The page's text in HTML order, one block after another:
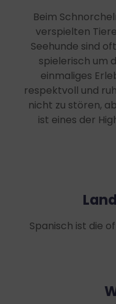
Beim
verspielten
Seehunde sind
spielerisch um
einmaliges
respektvoll und
nicht zu stören,
ist eines der
Spanisch ist die